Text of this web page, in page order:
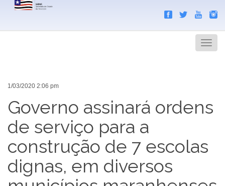
Menu
1/03/2020 2:06 pm
Governo assinará ordens
de serviço para a
construção de 7 escolas
dignas, em diversos